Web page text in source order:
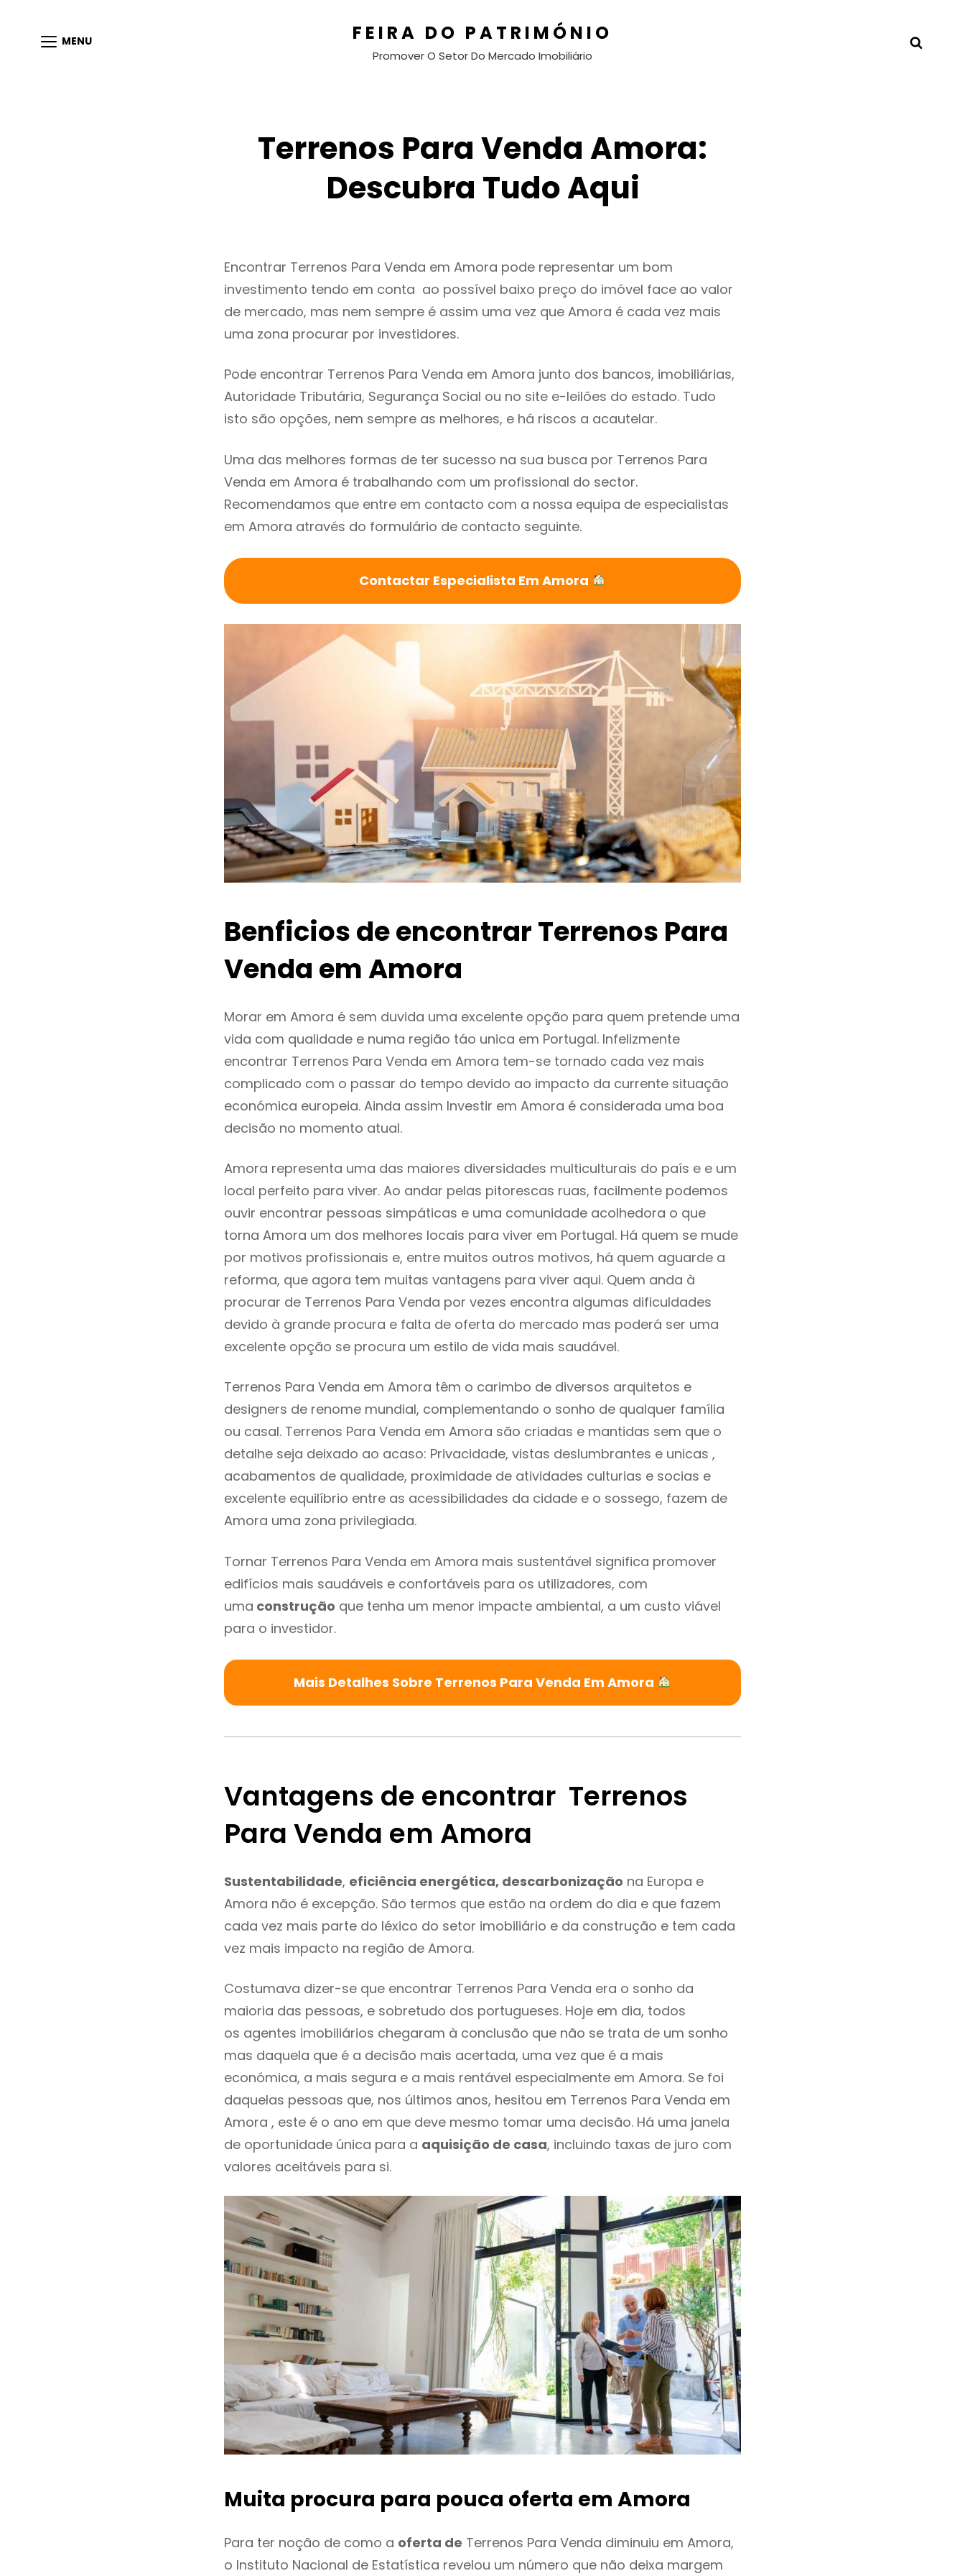
MENU FEIRA DO PATRIMÓNIO
Promover O Setor Do Mercado Imobiliário
Terrenos Para Venda Amora:
Descubra Tudo Aqui
Encontrar Terrenos Para Venda em Amora pode representar um bom
investimento tendo em conta ao possível baixo preço do imóvel face ao valor
de mercado, mas nem sempre é assim uma vez que Amora é cada vez mais
uma zona procurar por investidores.
Pode encontrar Terrenos Para Venda em Amora junto dos bancos, imobiliárias,
Autoridade Tributária, Segurança Social ou no site e-leilões do estado. Tudo
isto são opções, nem sempre as melhores, e há riscos a acautelar.
Uma das melhores formas de ter sucesso na sua busca por Terrenos Para
Venda em Amora é trabalhando com um profissional do sector.
Recomendamos que entre em contacto com a nossa equipa de especialistas
em Amora através do formulário de contacto seguinte.
Contactar Especialista Em Amora
Benficios de encontrar Terrenos Para
Venda em Amora
Morar em Amora é sem duvida uma excelente opção para quem pretende uma
vida com qualidade e numa região táo unica em Portugal. Infelizmente
encontrar Terrenos Para Venda em Amora tem-se tornado cada vez mais
complicado com o passar do tempo devido ao impacto da currente situação
económica europeia. Ainda assim Investir em Amora é considerada uma boa
decisão no momento atual.
Amora representa uma das maiores diversidades multiculturais do país e e um
local perfeito para viver. Ao andar pelas pitorescas ruas, facilmente podemos
ouvir encontrar pessoas simpáticas e uma comunidade acolhedora o que
torna Amora um dos melhores locais para viver em Portugal. Há quem se mude
por motivos profissionais e, entre muitos outros motivos, há quem aguarde a
reforma, que agora tem muitas vantagens para viver aqui. Quem anda à
procurar de Terrenos Para Venda por vezes encontra algumas dificuldades
devido à grande procura e falta de oferta do mercado mas poderá ser uma
excelente opção se procura um estilo de vida mais saudável.
Terrenos Para Venda em Amora têm o carimbo de diversos arquitetos e
designers de renome mundial, complementando o sonho de qualquer família
ou casal. Terrenos Para Venda em Amora são criadas e mantidas sem que o
detalhe seja deixado ao acaso: Privacidade, vistas deslumbrantes e unicas ,
acabamentos de qualidade, proximidade de atividades culturias e socias e
excelente equilíbrio entre as acessibilidades da cidade e o sossego, fazem de
Amora uma zona privilegiada.
Tornar Terrenos Para Venda em Amora mais sustentável significa promover
edifícios mais saudáveis e confortáveis para os utilizadores, com
uma construção que tenha um menor impacte ambiental, a um custo viável
para o investidor.
Mais Detalhes Sobre Terrenos Para Venda Em Amora
Vantagens de encontrar Terrenos
Para Venda em Amora
Sustentabilidade, eficiência energética, descarbonização na Europa e
Amora não é excepção. São termos que estão na ordem do dia e que fazem
cada vez mais parte do léxico do setor imobiliário e da construção e tem cada
vez mais impacto na região de Amora.
Costumava dizer-se que encontrar Terrenos Para Venda era o sonho da
maioria das pessoas, e sobretudo dos portugueses. Hoje em dia, todos
os agentes imobiliários chegaram à conclusão que não se trata de um sonho
mas daquela que é a decisão mais acertada, uma vez que é a mais
económica, a mais segura e a mais rentável especialmente em Amora. Se foi
daquelas pessoas que, nos últimos anos, hesitou em Terrenos Para Venda em
Amora , este é o ano em que deve mesmo tomar uma decisão. Há uma janela
de oportunidade única para a aquisição de casa, incluindo taxas de juro com
valores aceitáveis para si.
Muita procura para pouca oferta em Amora
Para ter noção de como a oferta de Terrenos Para Venda diminuiu em Amora,
o Instituto Nacional de Estatística revelou um número que não deixa margem